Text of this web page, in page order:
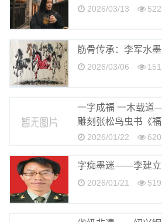
邮币资讯
摄影艺术
社会新闻
2026/03/13
筋骨传承：李军水
2026/03/06
一字成福 一木载道
雕刻张松鸟虫书《
2026/01/22
字痴墨迷——李建立
2026/01/21